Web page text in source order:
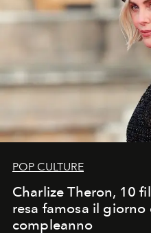
POP CULTURE
Charlize Theron, 10
resa famosa il
compleanno